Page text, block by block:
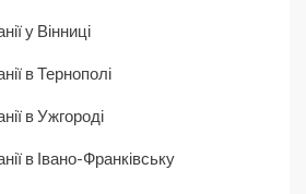
у Вінниці
в Тернополі
в Ужгороді
в Івано-Франківську